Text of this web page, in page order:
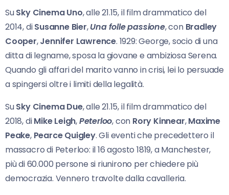
SuSky Cinema Uno, alle 21.15, il film drammatico del
2014, diSusanne Bier,Una folle passione, con Bradley
Cooper,Jennifer Lawrence. 1929: George, socio di una
ditta di legname, sposa la giovane e ambiziosa Serena.
Quando gli affari del marito vanno in crisi, lei lo persuade
a spingersi oltre i limiti della legalità.
SuSky Cinema Due, alle 21.15, il film drammatico del
2018, diMike Leigh,Peterloo, con Rory Kinnear,Maxime
Peake, Pearce Quigley. Gli eventi che precedettero il
massacro di Peterloo: il 16 agosto 1819, a Manchester,
più di 60.000 persone si riunirono per chiedere più
democrazia. Vennero travolte dalla cavalleria.